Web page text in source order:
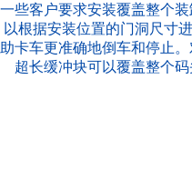
一些客户要求安装覆盖整个
以根据安装位置的门洞尺寸
助卡车更准确地倒车和停止
超长缓冲块可以覆盖整个